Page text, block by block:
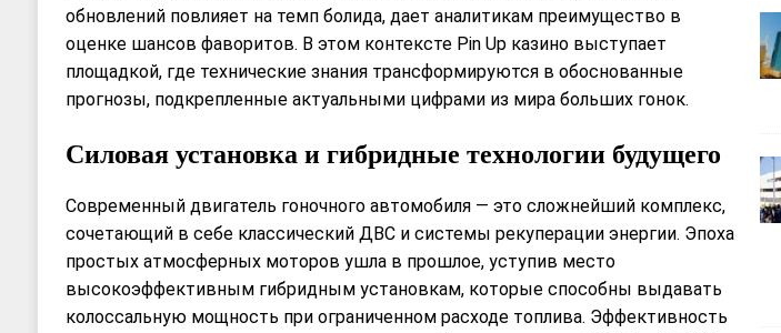
обновлений повлияет на темп болида, дает аналитикам преимущество в
оценке шансов фаворитов. В этом контексте Pin Up казино выступает
площадкой, где технические знания трансформируются в обоснованные
прогнозы, подкрепленные актуальными цифрами из мира больших гонок.
Силовая установка и гибридные технологии будущего
Современный двигатель гоночного автомобиля — это сложнейший комплекс,
сочетающий в себе классический ДВС и системы рекуперации энергии. Эпоха
простых атмосферных моторов ушла в прошлое, уступив место
высокоэффективным гибридным установкам, которые способны выдавать
колоссальную мощность при ограниченном расходе топлива. Эффективность